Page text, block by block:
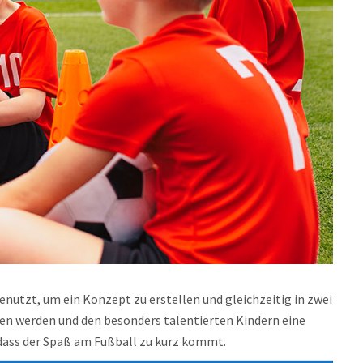
um ein Konzept zu erstellen und gleichzeitig in zwei
werden und den besonders talentierten Kindern eine
der Spaß am Fußball zu kurz kommt.